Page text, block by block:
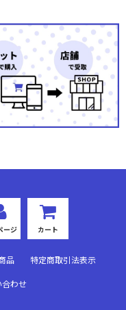
ージ カート
品 特定商取引法表示
合わせ